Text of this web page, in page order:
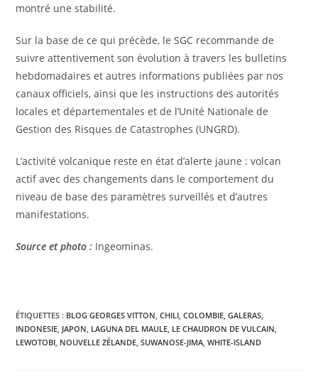
montré une stabilité.
Sur la base de ce qui précède, le SGC recommande de
suivre attentivement son évolution à travers les bulletins
hebdomadaires et autres informations publiées par nos
canaux officiels, ainsi que les instructions des autorités
locales et départementales et de l’Unité Nationale de
Gestion des Risques de Catastrophes (UNGRD).
L’activité volcanique reste en état d’alerte jaune : volcan
actif avec des changements dans le comportement du
niveau de base des paramètres surveillés et d’autres
manifestations.
Source et photo : Ingeominas.
ÉTIQUETTES : BLOG GEORGES VITTON CHILI COLOMBIE GALERAS
INDONESIE JAPON LAGUNA DEL MAULE LE CHAUDRON DE VULCAIN
LEWOTOBI NOUVELLE ZÉLANDE SUWANOSE-JIMA WHITE-ISLAND